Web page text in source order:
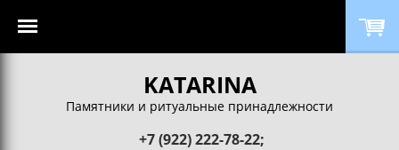
KATARINA
Памятники и ритуальные принадлежности
+7 (922) 222-78-22;